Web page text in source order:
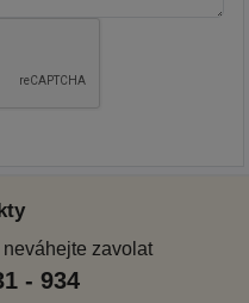
zavolat
- 934